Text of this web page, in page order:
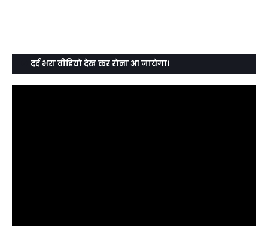
दर्द भरा वीडियो देख कर रोना आ जायेगा।